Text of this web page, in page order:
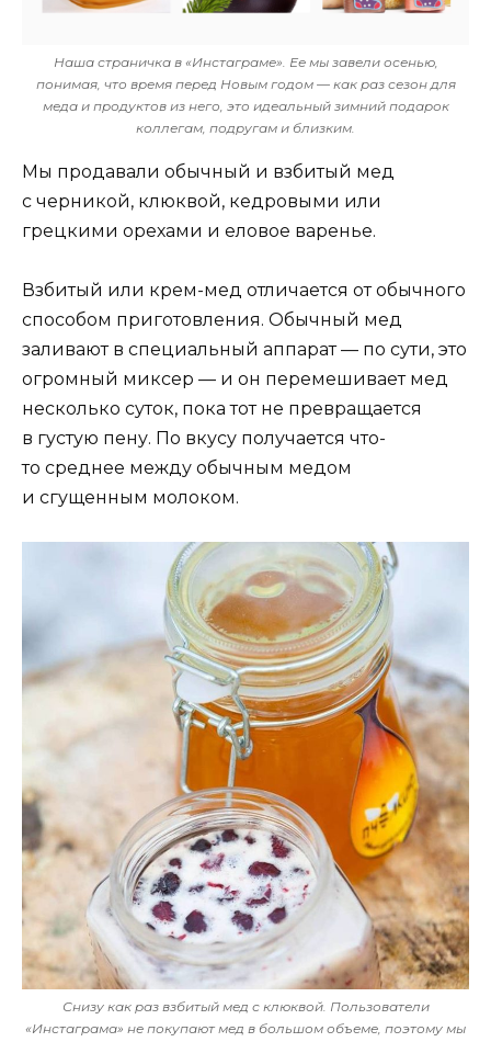
Наша страничка в «Инстаграме». Ее мы завели осенью,
понимая, что время перед Новым годом — как раз сезон для
меда и продуктов из него, это идеальный зимний подарок
коллегам, подругам и близким.
Мы продавали обычный и взбитый мед
с черникой, клюквой, кедровыми или
грецкими орехами и еловое варенье.
Взбитый или крем-мед отличается от обычного
способом приготовления. Обычный мед
заливают в специальный аппарат — по сути, это
огромный миксер — и он перемешивает мед
несколько суток, пока тот не превращается
в густую пену. По вкусу получается что-
то среднее между обычным медом
и сгущенным молоком.
Снизу как раз взбитый мед с клюквой. Пользователи
«Инстаграма» не покупают мед в большом объеме, поэтому мы